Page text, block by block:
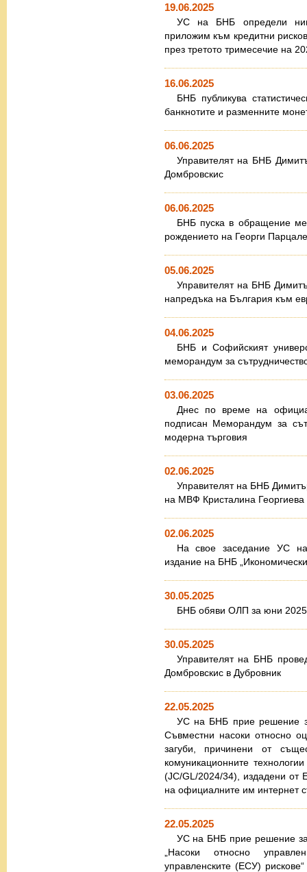
19.06.2025
УС на БНБ определи
приложим към кредитни
през третото тримесечие на
16.06.2025
БНБ публикува
банкнотите и разменните
06.06.2025
Управителят на БНБ
Домбровскис
06.06.2025
БНБ пуска в обращение
рождението на Георги
05.06.2025
Управителят на БНБ
напредъка на България към
04.06.2025
БНБ и Софийският
меморандум за
03.06.2025
Днес по време на
подписан Меморандум за
модерна търговия
02.06.2025
Управителят на БНБ
на МВФ Кристалина Георгиева
02.06.2025
На свое заседание УС
издание на БНБ
30.05.2025
БНБ обяви ОЛП за юни 2025
30.05.2025
Управителят на БНБ
Домбровскис в Дубровник
22.05.2025
УС на БНБ прие решение
Съвместни насоки относно
загуби, причинени от
комуникационните
(JC/GL/2024/34), издадени от
на официалните им интернет
22.05.2025
УС на БНБ прие решение за
„Насоки относно
управленските (ЕСУ)